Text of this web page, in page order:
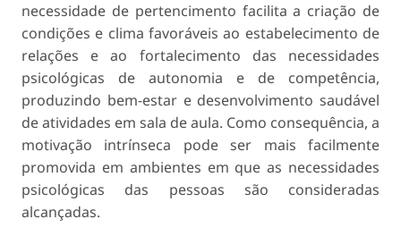
necessidade de pertencimento facilita a criação de
condições e clima favoráveis ao estabelecimento de
relações e ao fortalecimento das necessidades
psicológicas de autonomia e de competência,
produzindo bem-estar e desenvolvimento saudável
de atividades em sala de aula. Como consequência, a
motivação intrínseca pode ser mais facilmente
promovida em ambientes em que as necessidades
psicológicas das pessoas são consideradas
alcançadas.